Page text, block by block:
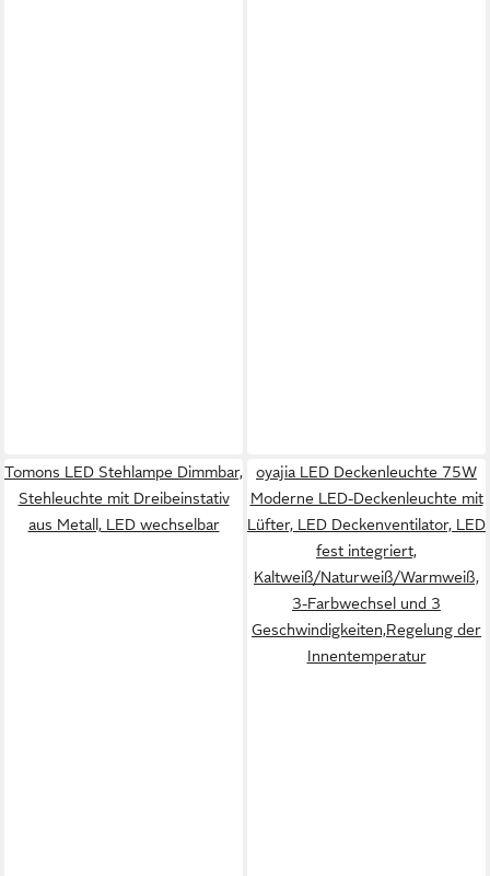
Tomons LED Stehlampe Dimmbar,
Stehleuchte mit Dreibeinstativ
aus Metall, LED wechselbar
oyajia LED Deckenleuchte 75W
Moderne LED-Deckenleuchte mit
Lüfter, LED Deckenventilator, LED
fest integriert,
Kaltweiß/Naturweiß/Warmweiß,
3-Farbwechsel und 3
Geschwindigkeiten,Regelung der
Innentemperatur